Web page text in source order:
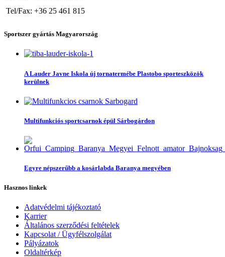
Tel/Fax: +36 25 461 815
Sportszer gyártás Magyarország
A Lauder Javne Iskola új tornatermébe Plastobo sporteszközök
kerülnek
Multifunkciós sportcsarnok épül Sárbogárdon
Egyre népszerűbb a kosárlabda Baranya megyében
Hasznos linkek
Adatvédelmi tájékoztató
Karrier
Általános szerződési feltételek
Kapcsolat / Ügyfélszolgálat
Pályázatok
Oldaltérkép